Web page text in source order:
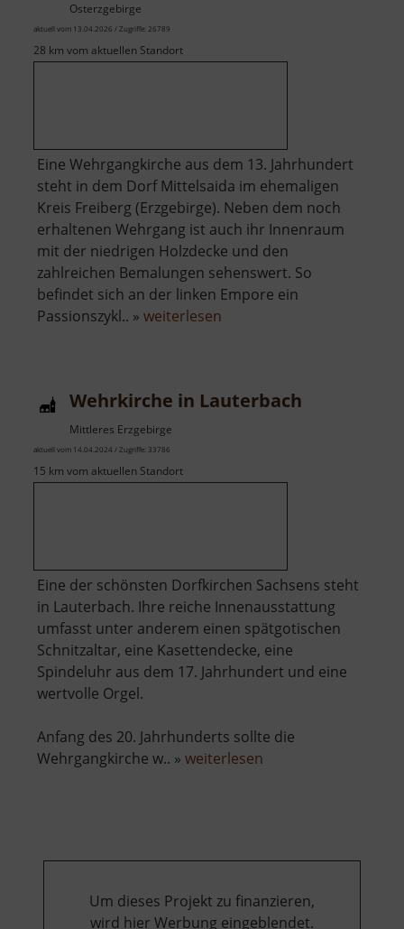
Osterzgebirge
aktuell vom 13.04.2026 / Zugriffe: 26789
28 km vom aktuellen Standort
Eine Wehrgangkirche aus dem 13. Jahrhundert
steht in dem Dorf Mittelsaida im ehemaligen
Kreis Freiberg (Erzgebirge). Neben dem noch
erhaltenen Wehrgang ist auch ihr Innenraum
mit der niedrigen Holzdecke und den
zahlreichen Bemalungen sehenswert. So
befindet sich an der linken Empore ein
Passionszykl.. » weiterlesen
Wehrkirche in Lauterbach
Mittleres Erzgebirge
aktuell vom 14.04.2024 / Zugriffe: 33786
15 km vom aktuellen Standort
Eine der schönsten Dorfkirchen Sachsens steht
in Lauterbach. Ihre reiche Innenausstattung
umfasst unter anderem einen spätgotischen
Schnitzaltar, eine Kasettendecke, eine
Spindeluhr aus dem 17. Jahrhundert und eine
wertvolle Orgel.
Anfang des 20. Jahrhunderts sollte die
Wehrgangkirche w.. » weiterlesen
Um dieses Projekt zu finanzieren,
wird hier Werbung eingeblendet.